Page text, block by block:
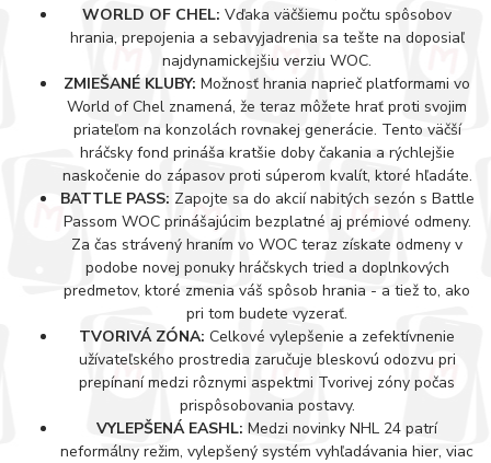
WORLD OF CHEL: Vďaka väčšiemu počtu spôsobov
hrania, prepojenia a sebavyjadrenia sa tešte na doposiaľ
najdynamickejšiu verziu WOC.
ZMIEŠANÉ KLUBY: Možnosť hrania naprieč platformami vo
World of Chel znamená, že teraz môžete hrať proti svojim
priateľom na konzolách rovnakej generácie. Tento väčší
hráčsky fond prináša kratšie doby čakania a rýchlejšie
naskočenie do zápasov proti súperom kvalít, ktoré hľadáte.
BATTLE PASS: Zapojte sa do akcií nabitých sezón s Battle
Passom WOC prinášajúcim bezplatné aj prémiové odmeny.
Za čas strávený hraním vo WOC teraz získate odmeny v
podobe novej ponuky hráčskych tried a doplnkových
predmetov, ktoré zmenia váš spôsob hrania - a tiež to, ako
pri tom budete vyzerať.
TVORIVÁ ZÓNA: Celkové vylepšenie a zefektívnenie
užívateľského prostredia zaručuje bleskovú odozvu pri
prepínaní medzi rôznymi aspektmi Tvorivej zóny počas
prispôsobovania postavy.
VYLEPŠENÁ EASHL: Medzi novinky NHL 24 patrí
neformálny režim, vylepšený systém vyhľadávania hier, viac